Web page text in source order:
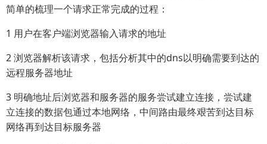
简单的梳理一个请求正常完成的过程：
1 用户在客户端浏览器输入请求的地址
2 浏览器解析该请求，包括分析其中的dns以明确需要到达的
远程服务器地址
3 明确地址后浏览器和服务器的服务尝试建立连接，尝试建
立连接的数据包通过本地网络，中间路由最终艰苦到达目标
网络再到达目标服务器